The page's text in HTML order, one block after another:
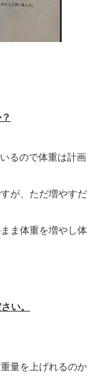
るので体重は計画
が、ただ増やすだ
ま体重を増やし体
い。
量を上げれるのか